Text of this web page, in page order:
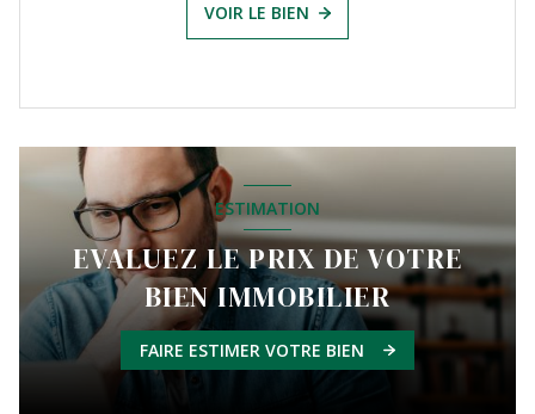
VOIR LE BIEN
ESTIMATION
EVALUEZ LE PRIX DE VOTRE
BIEN IMMOBILIER
FAIRE ESTIMER VOTRE BIEN